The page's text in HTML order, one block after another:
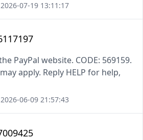
07-19 13:11:17
PayPal website. CODE: 569159.
apply. Reply HELP for help,
06-09 21:57:43